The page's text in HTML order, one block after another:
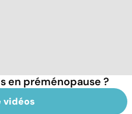
en préménopause ?
vidéos